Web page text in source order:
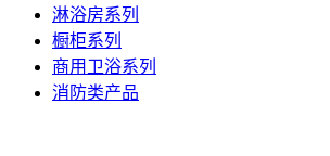
淋浴房系列
橱柜系列
商用卫浴系列
消防类产品